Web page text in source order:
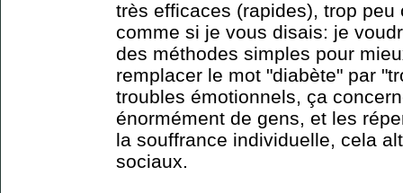
très efficaces (rapides), trop peu
comme si je vous disais: je
des méthodes simples pour
remplacer le mot "diabète" par
troubles émotionnels, ça
énormément de gens, et les
la souffrance individuelle, cela
sociaux.